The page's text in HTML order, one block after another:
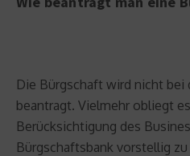
Die Bürgschaft wird nicht bei
beantragt. Vielmehr obliegt
Berücksichtigung des
Bürgschaftsbank vorstellig